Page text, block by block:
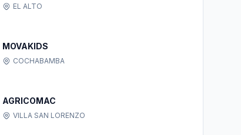
EL ALTO
MOVAKIDS
COCHABAMBA
AGRICOMAC
VILLA SAN LORENZO